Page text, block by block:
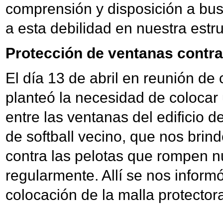
comprensión y disposición a
a esta debilidad en nuestra
Protección de ventanas
El día 13 de abril en reunión de
planteó la necesidad de
entre las ventanas del edificio
de softball vecino, que nos
contra las pelotas que rompen
regularmente. Allí se nos
colocación de la malla